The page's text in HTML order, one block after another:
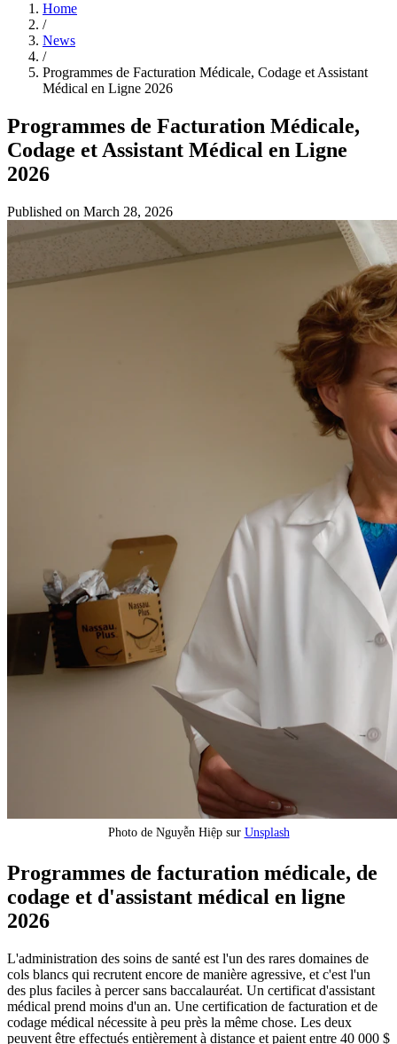
Home
/
News
/
Programmes de Facturation Médicale, Codage et Assistant
Médical en Ligne 2026
Programmes de Facturation Médicale,
Codage et Assistant Médical en Ligne
2026
Published on March 28, 2026
Photo de Nguyễn Hiệp sur Unsplash
Programmes de facturation médicale, de
codage et d'assistant médical en ligne
2026
L'administration des soins de santé est l'un des rares domaines de
cols blancs qui recrutent encore de manière agressive, et c'est l'un
des plus faciles à percer sans baccalauréat. Un certificat d'assistant
médical prend moins d'un an. Une certification de facturation et de
codage médical nécessite à peu près la même chose. Les deux
peuvent être effectués entièrement à distance et paient entre 40 000 $